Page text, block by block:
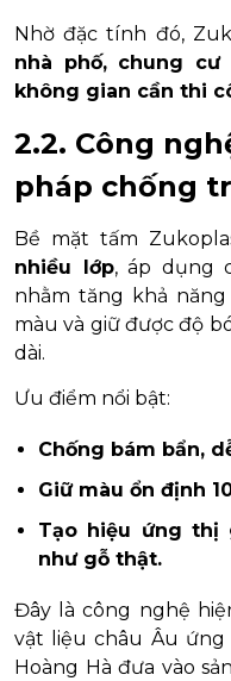
Nhờ đặc tính đó,
nhà phố, chung
không gian cần thi
2.2. Công
pháp chống
Bề mặt tấm
nhiều lớp, áp dụng
nhằm tăng khả
màu và giữ được độ
dài.
Ưu điểm nổi bật:
Chống bám bẩn,
Giữ màu ổn định
Tạo hiệu ứng thị
như gỗ thật.
Đây là công nghệ
vật liệu châu Âu ứng
Hoàng Hà đưa vào